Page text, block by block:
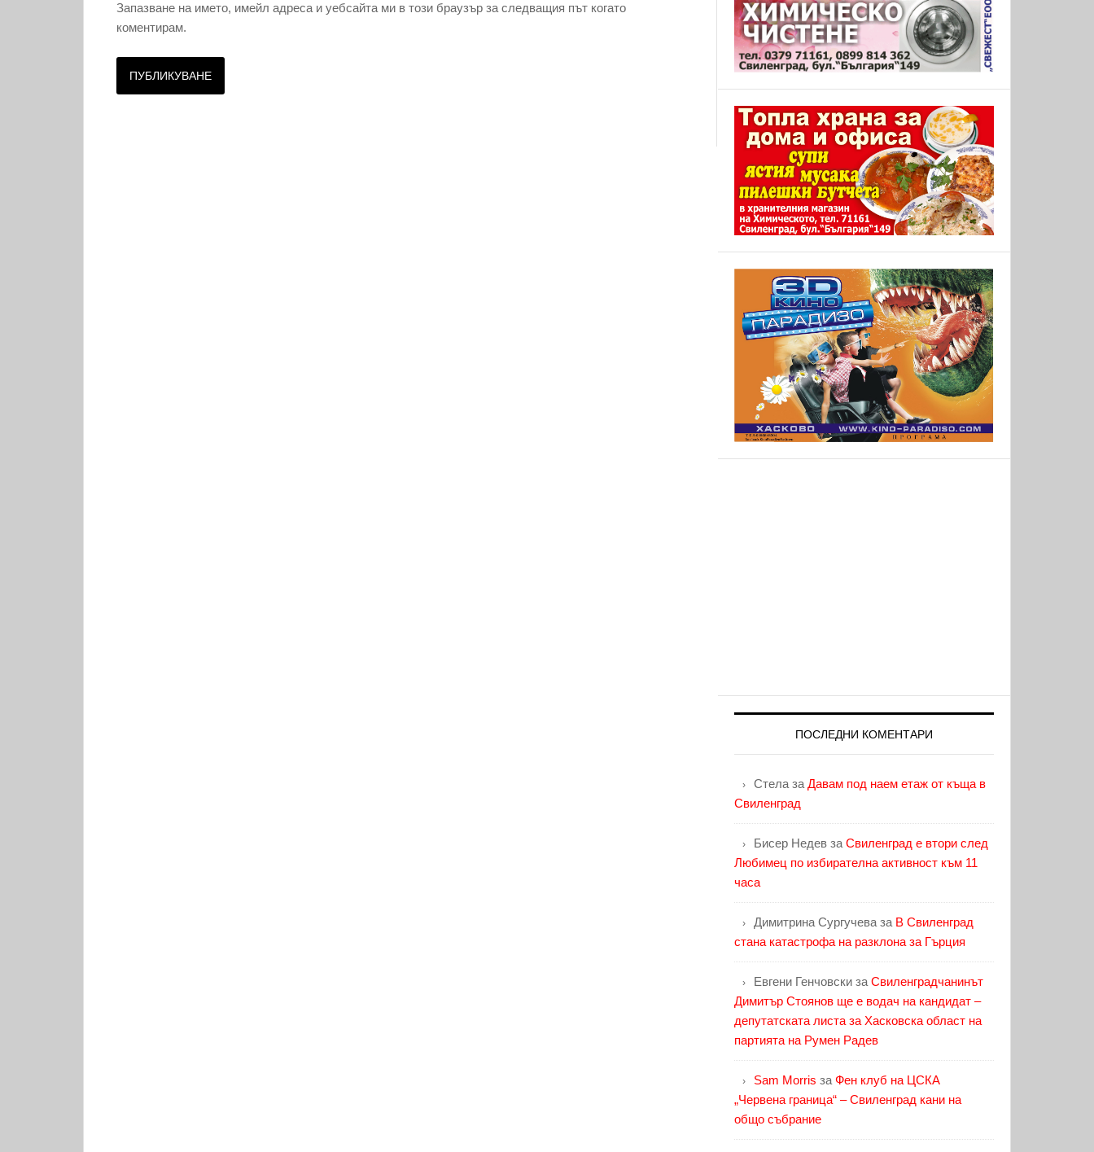
Запазване на името, имейл адреса и уебсайта ми в този браузър за следващия път когато
коментирам.
ПОСЛЕДНИ КОМЕНТАРИ
Стела за Давам под наем етаж от къща в
Свиленград
Бисер Недев за Свиленград е втори след
Любимец по избирателна активност към 11
часа
Димитрина Сургучева за В Свиленград
стана катастрофа на разклона за Гърция
Евгени Генчовски за Свиленградчанинът
Димитър Стоянов ще е водач на кандидат –
депутатската листа за Хасковска област на
партията на Румен Радев
Sam Morris за Фен клуб на ЦСКА
„Червена граница“ – Свиленград кани на
общо събрание